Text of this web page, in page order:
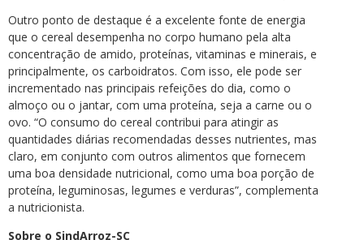
Outro ponto de destaque é a excelente fonte de energia
que o cereal desempenha no corpo humano pela alta
concentração de amido, proteínas, vitaminas e minerais, e
principalmente, os carboidratos. Com isso, ele pode ser
incrementado nas principais refeições do dia, como o
almoço ou o jantar, com uma proteína, seja a carne ou o
ovo. “O consumo do cereal contribui para atingir as
quantidades diárias recomendadas desses nutrientes, mas
claro, em conjunto com outros alimentos que fornecem
uma boa densidade nutricional, como uma boa porção de
proteína, leguminosas, legumes e verduras”, complementa
a nutricionista.
Sobre o SindArroz-SC